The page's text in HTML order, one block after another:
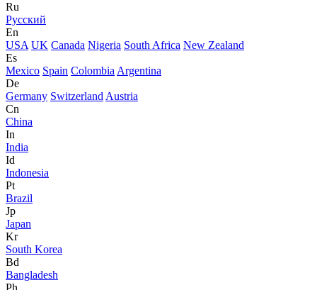
Ru
Русский
En
USA UK Canada Nigeria South Africa New Zealand
Es
Mexico Spain Colombia Argentina
De
Germany Switzerland Austria
Cn
China
In
India
Id
Indonesia
Pt
Brazil
Jp
Japan
Kr
South Korea
Bd
Bangladesh
Ph